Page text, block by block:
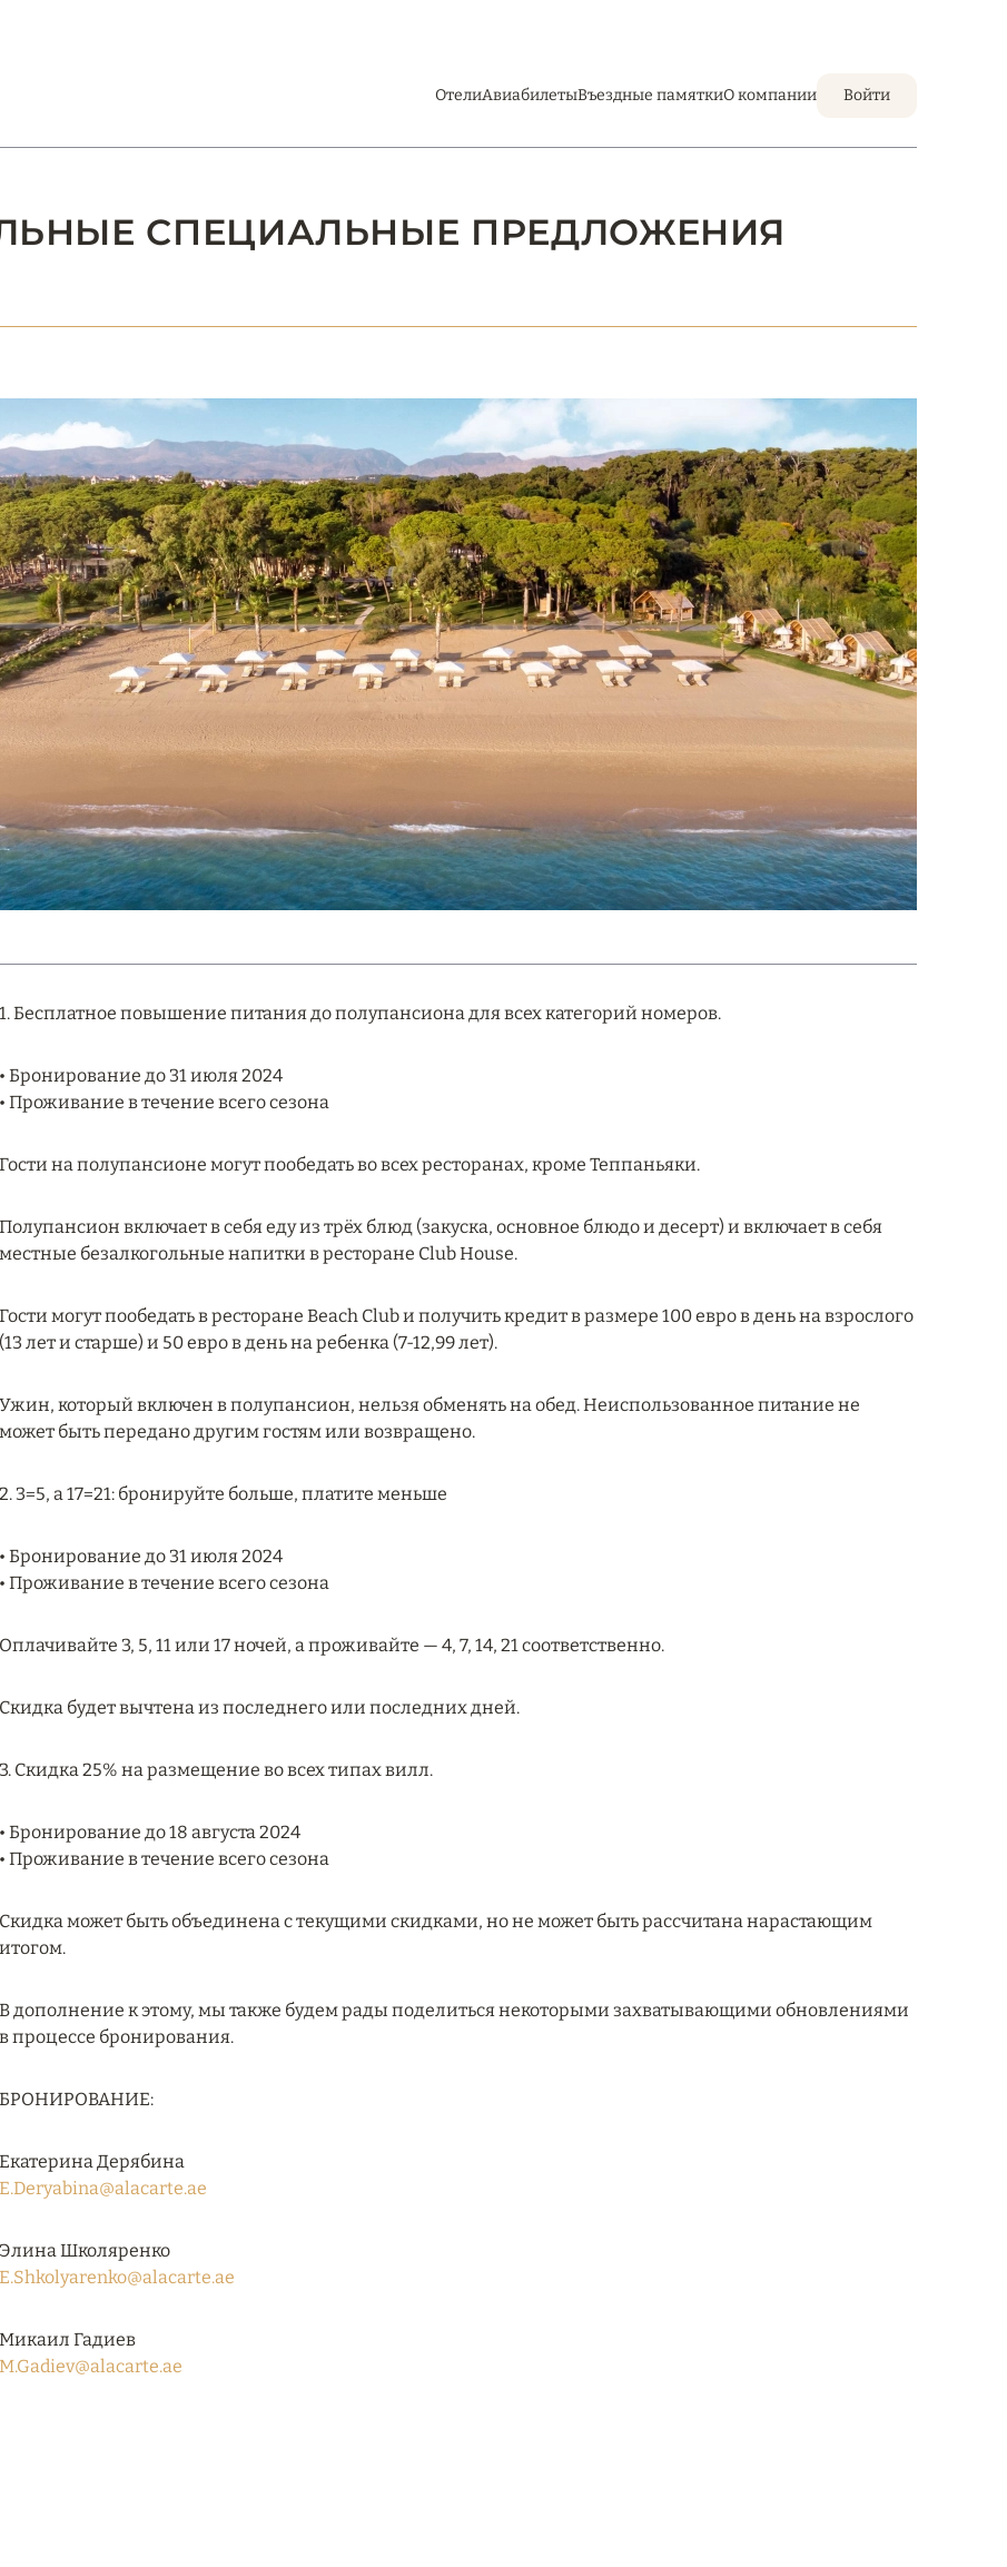
ОтелиАвиабилетыВъездные памяткиО компании Войти
СПЕЦИАЛЬНЫЕ ПРЕДЛОЖЕНИЯ
1. Бесплатное повышение питания до полупансиона для всех категорий номеров.
• Бронирование до 31 июля 2024
• Проживание в течение всего сезона
Гости на полупансионе могут пообедать во всех ресторанах, кроме Теппаньяки.
Полупансион включает в себя еду из трёх блюд (закуска, основное блюдо и десерт) и включает в себя
местные безалкогольные напитки в ресторане Club House.
Гости могут пообедать в ресторане Beach Club и получить кредит в размере 100 евро в день на взрослого
(13 лет и старше) и 50 евро в день на ребенка (7-12,99 лет).
Ужин, который включен в полупансион, нельзя обменять на обед. Неиспользованное питание не
может быть передано другим гостям или возвращено.
2. 3=5, а 17=21: бронируйте больше, платите меньше
• Бронирование до 31 июля 2024
• Проживание в течение всего сезона
Оплачивайте 3, 5, 11 или 17 ночей, а проживайте — 4, 7, 14, 21 соответственно.
Скидка будет вычтена из последнего или последних дней.
3. Скидка 25% на размещение во всех типах вилл.
• Бронирование до 18 августа 2024
• Проживание в течение всего сезона
Скидка может быть объединена с текущими скидками, но не может быть рассчитана нарастающим
итогом.
В дополнение к этому, мы также будем рады поделиться некоторыми захватывающими обновлениями
в процессе бронирования.
БРОНИРОВАНИЕ:
Екатерина Дерябина
E.Deryabina@alacarte.ae
Элина Школяренко
E.Shkolyarenko@alacarte.ae
Микаил Гадиев
M.Gadiev@alacarte.ae